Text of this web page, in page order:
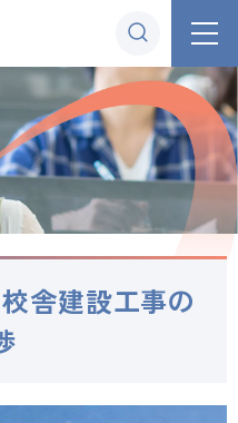
舎建設工事の